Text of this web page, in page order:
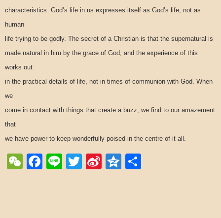
characteristics. God’s life in us expresses itself as God’s life, not as
human
life trying to be godly. The secret of a Christian is that the supernatural is
made natural in him by the grace of God, and the experience of this
works out
in the practical details of life, not in times of communion with God. When
we
come in contact with things that create a buzz, we find to our amazement
that
we have power to keep wonderfully poised in the centre of it all.
WeChat
Facebook
LineTwitter
SinaQzone